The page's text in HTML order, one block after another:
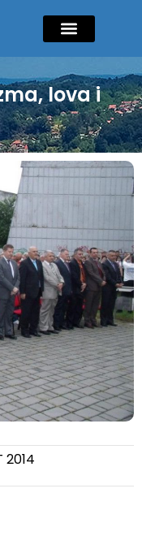
lova i
2014